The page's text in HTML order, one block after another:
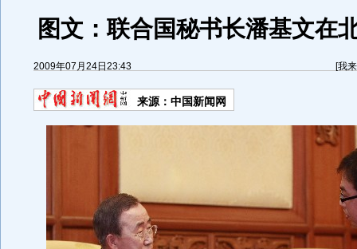
图文：联合国秘书长潘基文在
2009年07月24日23:43 [我
来源： 中国新闻网